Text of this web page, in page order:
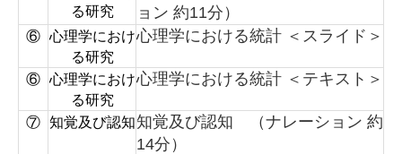
る研究
ョン 約11分）
⑥ 心理学におけ
る研究
心理学における統計 ＜スライド＞
⑥ 心理学におけ
る研究
心理学における統計 ＜テキスト＞
⑦ 知覚及び認知知覚及び認知 （ナレーション 約
14分）